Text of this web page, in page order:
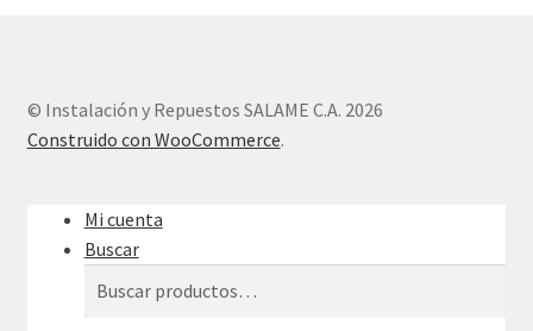
© Instalación y Repuestos SALAME C.A. 2026
Construido con WooCommerce.
Mi cuenta
Buscar